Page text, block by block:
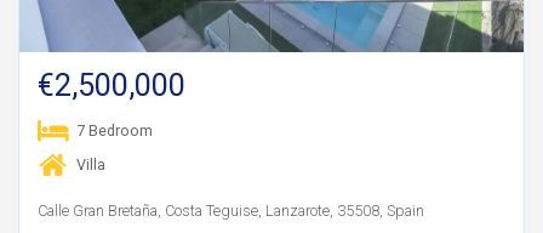
€2,500,000
7 Bedroom
Villa
Calle Gran Bretaña, Costa Teguise, Lanzarote, 35508, Spain